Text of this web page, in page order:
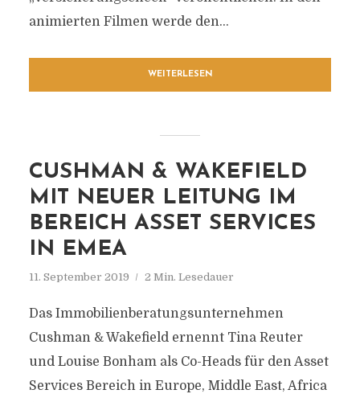
animierten Filmen werde den...
WEITERLESEN
CUSHMAN & WAKEFIELD
MIT NEUER LEITUNG IM
BEREICH ASSET SERVICES
IN EMEA
11. September 2019 2 Min. Lesedauer
Das Immobilienberatungsunternehmen
Cushman & Wakefield ernennt Tina Reuter
und Louise Bonham als Co-Heads für den Asset
Services Bereich in Europe, Middle East, Africa